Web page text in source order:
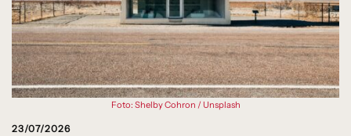
Foto: Shelby Cohron / Unsplash
23/07/2026